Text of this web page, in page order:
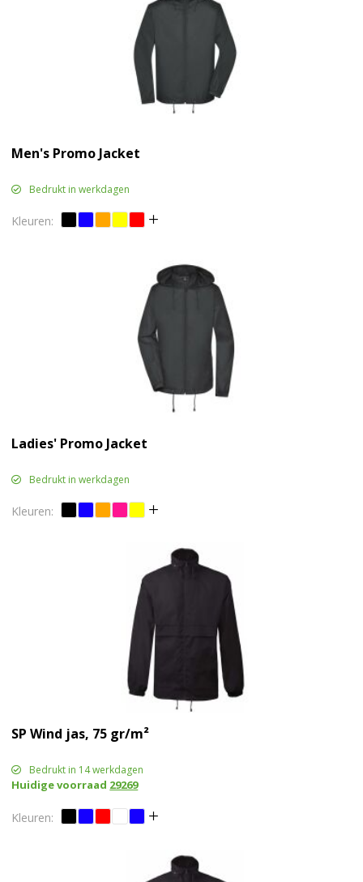
Men's Promo Jacket
Bedrukt in werkdagen
Ladies' Promo Jacket
Bedrukt in werkdagen
SP Wind jas, 75 gr/m²
Bedrukt in 14 werkdagen
Huidige voorraad 29269